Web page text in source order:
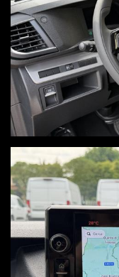
NON HAI
Compila il modulo